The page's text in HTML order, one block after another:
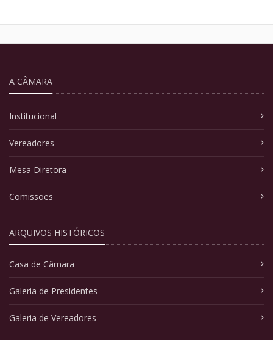
A CÂMARA
Institucional
Vereadores
Mesa Diretora
Comissões
ARQUIVOS HISTÓRICOS
Casa de Câmara
Galeria de Presidentes
Galeria de Vereadores